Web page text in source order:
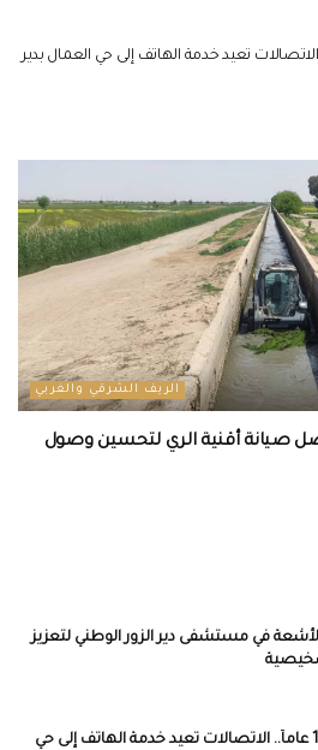
14 عاماً.. الاتصالات تعيد خدمة الهاتف إلى حي العمال بدير
الريف الشرقي والغربي
تواصل صيانة أقنية الري لتحسين وصول
في مستشفى دير الزور الوطني لتعزيز
بعد انقطاع 14 عاماً.. الاتصالات تعيد خدمة الهاتف إلى حي